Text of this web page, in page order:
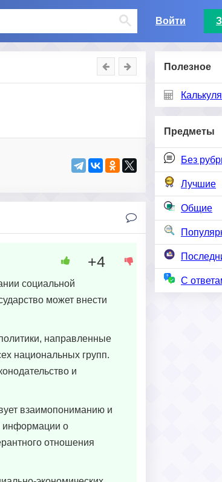
Войти
Полезное
Предметы
Без
Лучшие
Общие
С
социальной
может внести
направленные
национальных групп.
и
взаимопониманию и
информации о
отношения
+4